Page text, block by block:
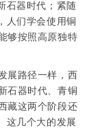
石器时代；紧随
人们学会使用铜
够按照高原独特
路径一样，西
石器时代、青铜
藏这两个阶段还
这几个大的发展